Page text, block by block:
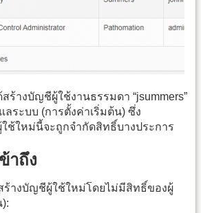
ร้างบัญชีผู้ใช้งานธรรมดา “jsummers”
ระบบ (การตั้งค่าเริ่มต้น) ซึ่ง
ช้ใหม่นี้จะถูกจำกัดสิทธิ์บางประการ
าถึง
างบัญชีผู้ใช้ใหม่โดยไม่มีสิทธิ์ของผู้